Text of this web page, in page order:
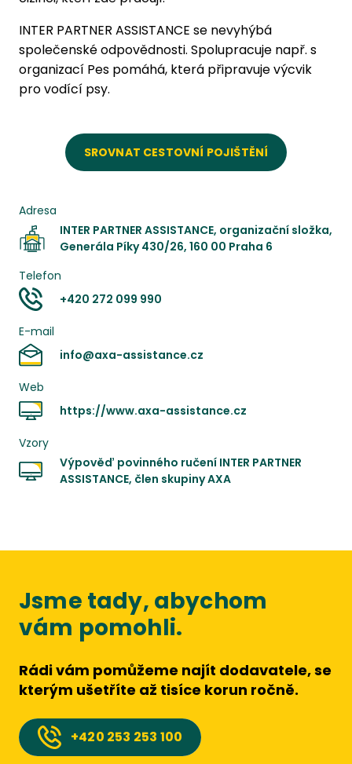
INTER PARTNER ASSISTANCE se nevyhýbá
společenské odpovědnosti. Spolupracuje např. s
organizací Pes pomáhá, která připravuje výcvik
pro vodící psy.
SROVNAT CESTOVNÍ POJIŠTĚNÍ
Adresa
INTER PARTNER ASSISTANCE, organizační složka,
Generála Píky 430/26, 160 00 Praha 6
Telefon
+420 272 099 990
E-mail
info@axa-assistance.cz
Web
https://www.axa-assistance.cz
Vzory
Výpověď povinného ručení INTER PARTNER
ASSISTANCE, člen skupiny AXA
Jsme tady, abychom
vám pomohli.
Rádi vám pomůžeme najít dodavatele, se
kterým ušetříte až tisíce korun ročně.
+420 253 253 100